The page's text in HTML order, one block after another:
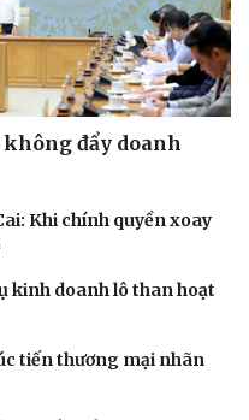
trí
Sao Việt
đẩy doanh
Khi chính quyền xoay
kinh doanh lô than hoạt
tiến thương mại nhãn